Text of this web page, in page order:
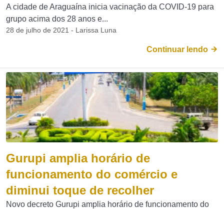
A cidade de Araguaína inicia vacinação da COVID-19 para
grupo acima dos 28 anos e...
28 de julho de 2021 - Larissa Luna
Continuar lendo
Gurupi amplia horário de
funcionamento do comércio e
diminui toque de recolher
Novo decreto Gurupi amplia horário de funcionamento do